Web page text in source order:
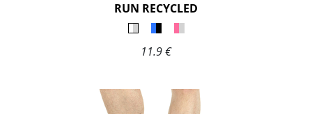
RUN RECYCLED
11.9 €